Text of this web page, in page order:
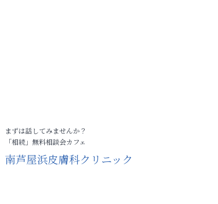
まずは話してみませんか？
「相続」無料相談会カフェ
南芦屋浜皮膚科クリニック